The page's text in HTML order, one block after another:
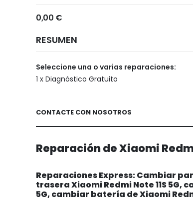
5G
0,00 €
RESUMEN
Seleccione una o varias reparaciones:
1 x Diagnóstico Gratuito
CONTACTE CON NOSOTROS
Reparación de Xiaomi
Reparaciones Express: Cambiar
trasera Xiaomi Redmi Note 11S 5G,
5G, cambiar batería de Xiaomi